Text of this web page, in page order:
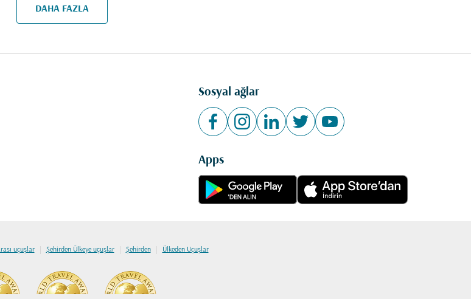
DAHA FAZLA
Sosyal ağlar
Apps
uçuşlar | Şehirden Ülkeye uçuşlar | Şehirden | Ülkeden Uçuşlar